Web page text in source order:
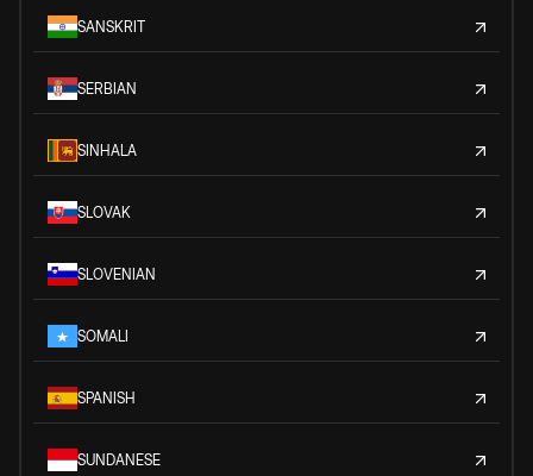
SANSKRIT
SERBIAN
SINHALA
SLOVAK
SLOVENIAN
SOMALI
SPANISH
SUNDANESE